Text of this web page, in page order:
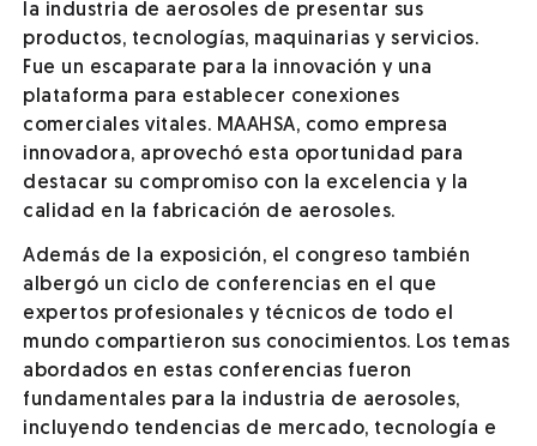
la industria de aerosoles de presentar sus
productos, tecnologías, maquinarias y servicios.
Fue un escaparate para la innovación y una
plataforma para establecer conexiones
comerciales vitales. MAAHSA, como empresa
innovadora, aprovechó esta oportunidad para
destacar su compromiso con la excelencia y la
calidad en la fabricación de aerosoles.
Además de la exposición, el congreso también
albergó un ciclo de conferencias en el que
expertos profesionales y técnicos de todo el
mundo compartieron sus conocimientos. Los temas
abordados en estas conferencias fueron
fundamentales para la industria de aerosoles,
incluyendo tendencias de mercado, tecnología e